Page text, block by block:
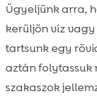
Ügyeljünk arra,
kerüljön víz
tartsunk egy
aztán folytassuk
szakaszok